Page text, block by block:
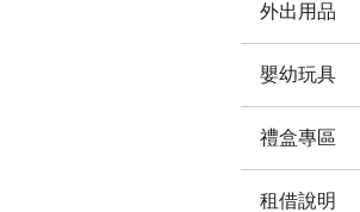
外出用品
嬰幼玩具
禮盒專區
租借說明